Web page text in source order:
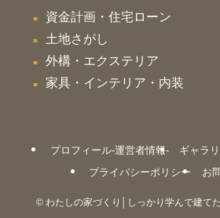
資金計画・住宅ローン
土地さがし
外構・エクステリア
家具・インテリア・内装
プロフィール-運営者情報- ギャラ
プライバシーポリシー
お
© わたしの家づくり│しっかり学んで建て